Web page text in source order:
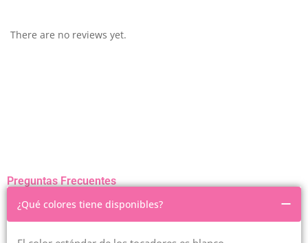
There are no reviews yet.
Preguntas Frecuentes
¿Qué colores tiene disponibles?